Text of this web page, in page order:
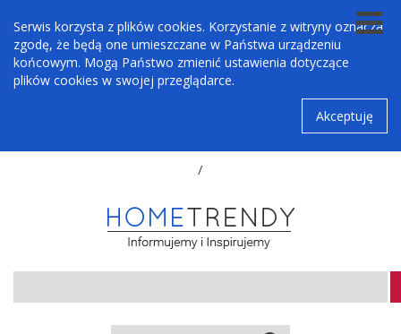
Serwis korzysta z plików cookies. Korzystanie z witryny oznacza
zgodę, że będą one umieszczane w Państwa urządzeniu
końcowym. Mogą Państwo zmienić ustawienia dotyczące
plików cookies w swojej przeglądarce.
Akceptuję
/